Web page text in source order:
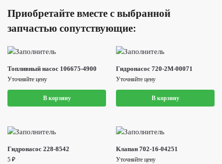
Приобретайте вместе с выбранной
запчастью сопутствующие:
Топливный насос 106675-4900
Уточняйте цену
В корзину
Гидронасос 720-2M-00071
Уточняйте цену
В корзину
Гидронасос 228-8542
5 ₽
Клапан 702-16-04251
Уточняйте цену